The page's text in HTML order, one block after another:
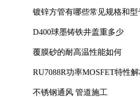
镀锌方管有哪些常见规格和型
D400球墨铸铁井盖重多少
覆膜砂的耐高温性能如何
RU7088R功率MOSFET特性
不锈钢通风 管道施工